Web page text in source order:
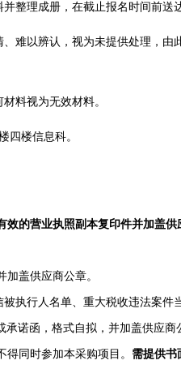
整理成册，在截止报名时间前送
难以辨认，视为未提供处理，
料视为无效材料。
四楼信息科。
效的营业执照副本复印件并加盖
盖供应商公章。
执行人名单、重大税收违法案
承诺函，格式自拟，并加盖供应商
同时参加本采购项目。 需提供书